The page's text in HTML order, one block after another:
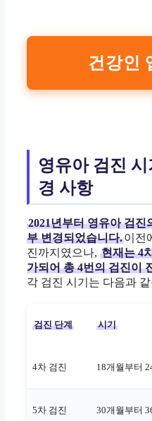
건강인
영유아 검진 시
경 사항
2021년부터 영유아 검진
부 변경되었습니다.이전
진까지였으나, 현재는 4
가되어 총 4번의 검진이
각 검진 시기는 다음과
검진 단계 시기
4차 검진 18개월부터
5차 검진 30개월부터